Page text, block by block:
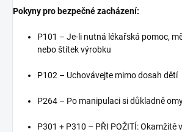
Pokyny pro bezpečné zacházení:
P101 – Je-li nutná lékařská pomoc,
nebo štítek výrobku
P102 – Uchovávejte mimo dosah dětí
P264 – Po manipulaci si důkladně
P301 + P310 – PŘI POŽITÍ: Okamžitě